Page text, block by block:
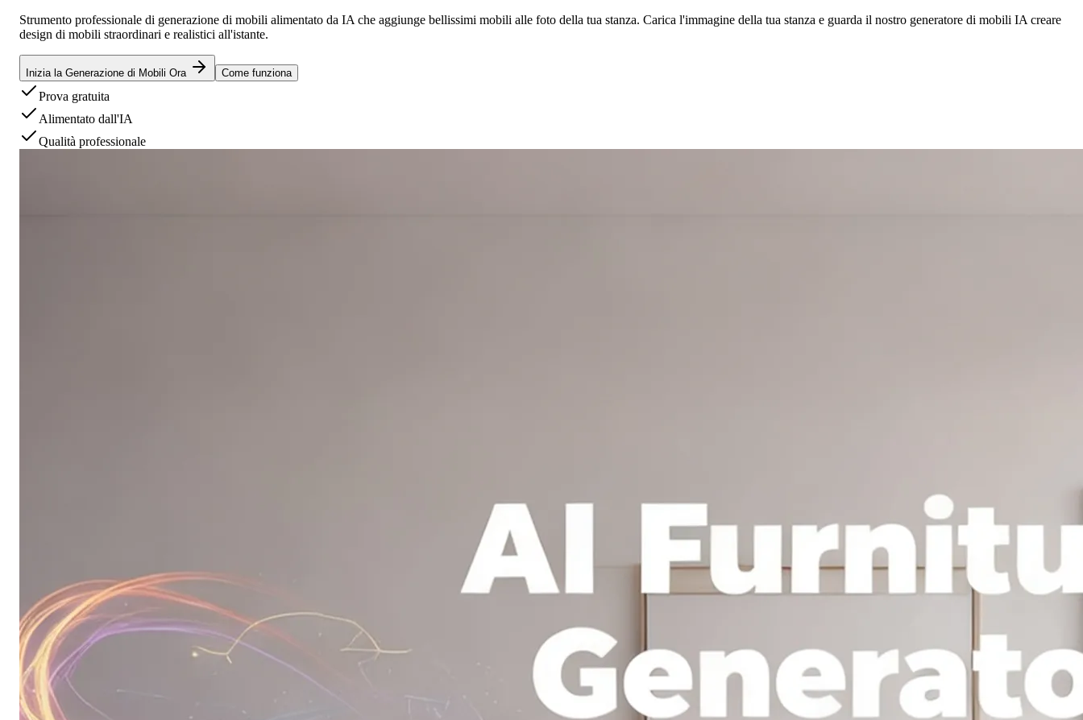
Strumento professionale di generazione di mobili alimentato da IA che aggiunge bellissimi mobili alle foto della tua stanza. Carica l'immagine della tua stanza e guarda il nostro generatore di mobili IA creare
design di mobili straordinari e realistici all'istante.
Inizia la Generazione di Mobili Ora Come funziona
Prova gratuita
Alimentato dall'IA
Qualità professionale